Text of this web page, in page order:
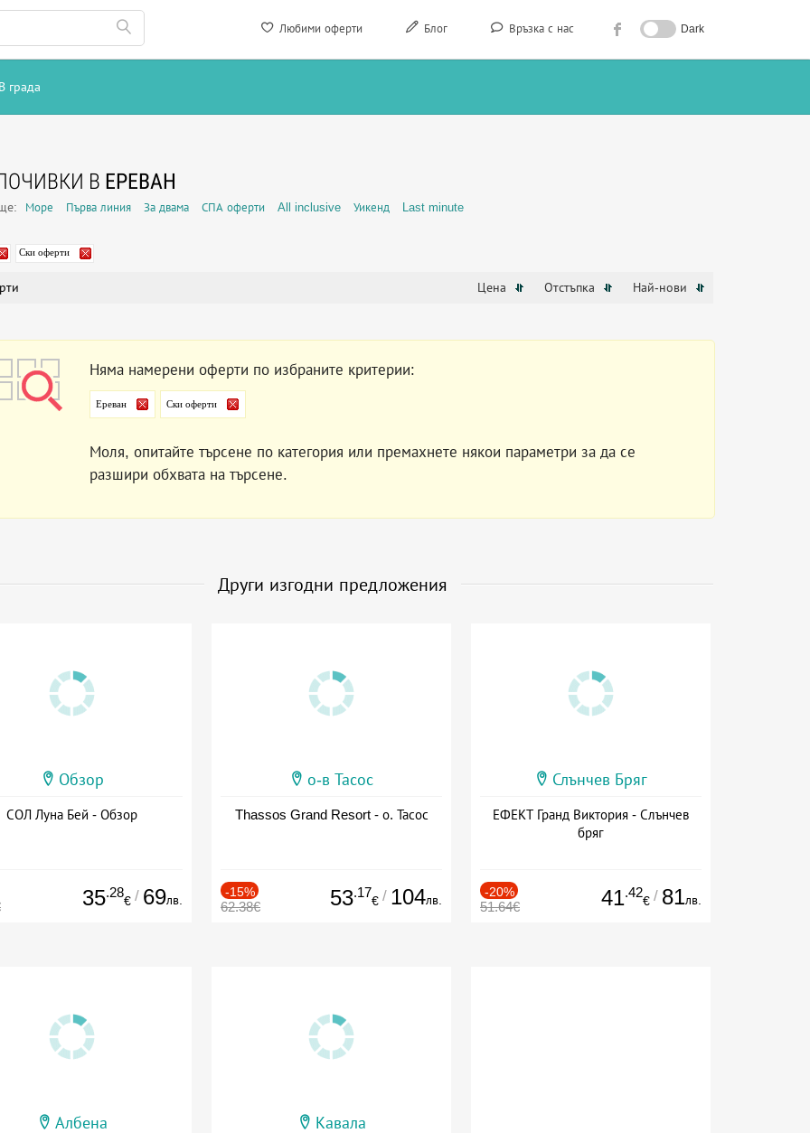
Любими оферти Блог Връзка с нас Dark
В града
В ЕРЕВАН
Море Първа линия За двама СПА оферти All inclusive Уикенд Last minute
Ски оферти
Цена Отстъпка Най-нови
Няма намерени оферти по избраните критерии:
Ереван Ски оферти
Моля, опитайте търсене по категория или премахнете някои параметри за да се
разшири обхвата на търсене.
Други изгодни предложения
Обзор
СОЛ Луна Бей - Обзор
35.28
€ / 69лв.
о-в Тасос
Thassos Grand Resort - о. Тасос
-15%
62.38€ 53.17
€ / 104лв.
Слънчев Бряг
ЕФЕКТ Гранд Виктория - Слънчев
бряг
-20%
51.64€ 41.42
€ / 81лв.
Албена Кавала